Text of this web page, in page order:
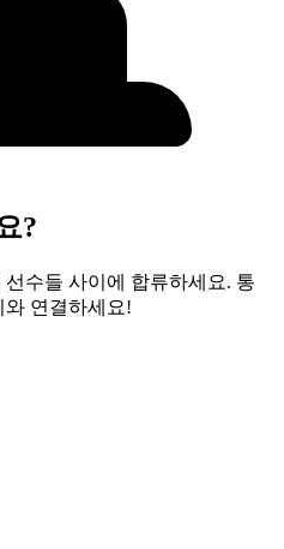
?
수들 사이에 합류하세요. 통
와 연결하세요!